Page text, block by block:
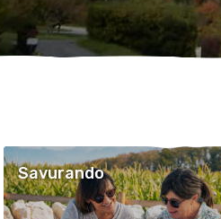
Savurando